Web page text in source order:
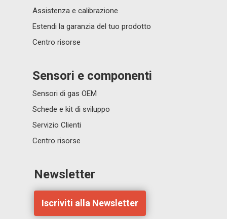
Assistenza e calibrazione
Estendi la garanzia del tuo prodotto
Centro risorse
Sensori e componenti
Sensori di gas OEM
Schede e kit di sviluppo
Servizio Clienti
Centro risorse
Newsletter
Iscriviti alla Newsletter